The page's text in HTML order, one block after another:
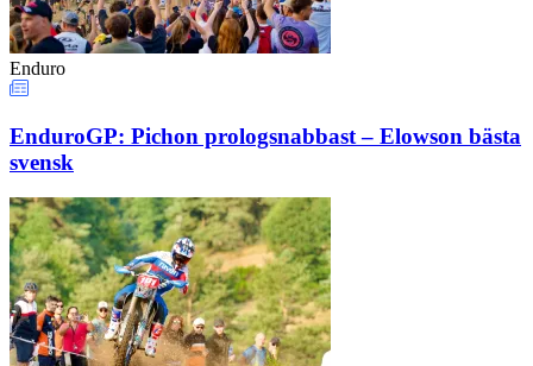
Enduro
EnduroGP: Pichon prologsnabbast – Elowson bästa
svensk